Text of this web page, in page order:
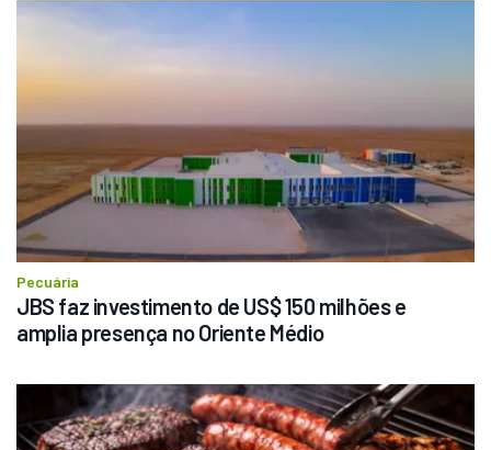
Pecuária
JBS faz investimento de US$ 150 milhões e
amplia presença no Oriente Médio